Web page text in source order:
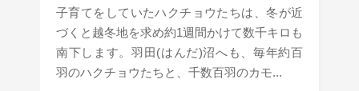
子育てをしていたハクチョウたちは、冬が近
づくと越冬地を求め約1週間かけて数千キロも
南下します。羽田(はんだ)沼へも、毎年約百
羽のハクチョウたちと、千数百羽のカモ...